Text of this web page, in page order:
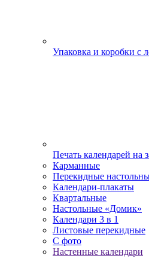
Упаковка и коробки с
Печать календарей на
Карманные
Перекидные
Календари-плакаты
Квартальные
Настольные «Домик»
Календари 3 в 1
Листовые перекидные
С фото
Настенные календари